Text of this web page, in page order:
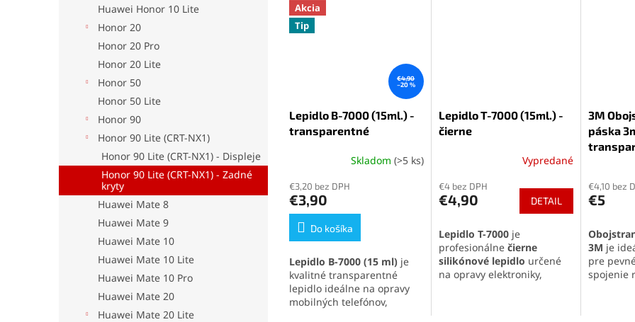
Huawei Honor 10 Lite
Honor 20
Honor 20 Pro
Honor 20 Lite
Honor 50
Honor 50 Lite
Honor 90
Honor 90 Lite (CRT-NX1)
Honor 90 Lite (CRT-NX1) - Displeje
Honor 90 Lite (CRT-NX1) - Zadné
kryty
Huawei Mate 8
Huawei Mate 9
Huawei Mate 10
Huawei Mate 10 Lite
Huawei Mate 10 Pro
Huawei Mate 20
Huawei Mate 20 Lite
Akcia
Tip
€4,90
–20 %
Lepidlo B-7000 (15ml.) -
transparentné
produktu
je
5,0
5
hviezdičiek.
Skladom (>5 ks)
€3,20 bez DPH
€3,90
Do košíka
Lepidlo B-7000 (15 ml) je
kvalitné transparentné
lepidlo ideálne na opravy
mobilných telefónov,
Lepidlo T-7000 (15ml.) -
čierne
produktu
je
z
5
hviezdičiek.
Vypredané
€4 bez DPH
€4,90 DETAIL
Lepidlo T-7000je
profesionálne čierne
silikónové lepidlo určené
na opravy elektroniky,
3M
páska
produktu
je
z
5
€4,10 bez
€5
3M je
pre
spojenie